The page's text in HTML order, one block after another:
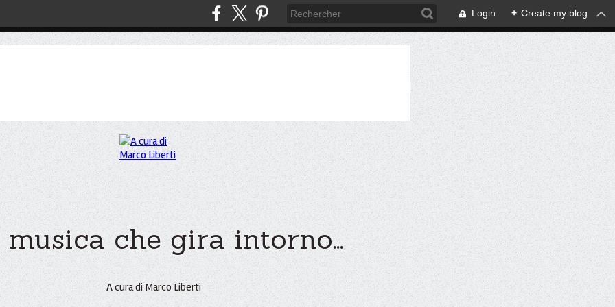
Login + Create my blog
che gira intorno...
A cura di Marco Liberti